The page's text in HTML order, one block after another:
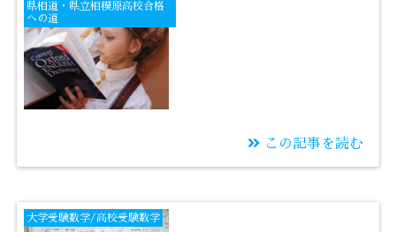
格率を上げる作戦
県相道・県立相模原高校合格
への道
校合格者 英語平均点
この記事を読む
大学受験数学/高校受験数学